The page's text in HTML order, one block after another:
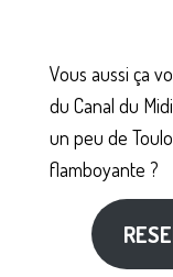
Vous aussi ça
du Canal du
un peu de
flamboyante ?